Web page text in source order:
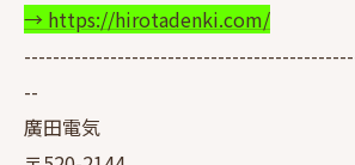
→ https://hirotadenki.com/
--
廣田電気